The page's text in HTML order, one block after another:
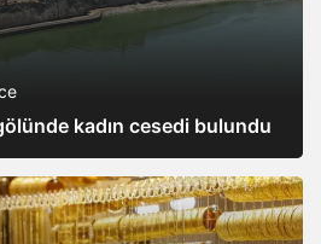
kadın cesedi bulundu